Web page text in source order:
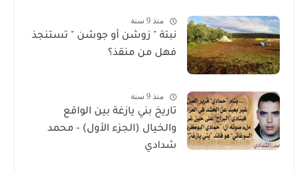
منذ 9 سنة
نبتة " زوشن أو جوشن " تستنجذ
فهل من منقذ؟
منذ 9 سنة
تاريخ بني يازغة بين الواقع
والخيال (الجزء الأول) - محمد
شدادي